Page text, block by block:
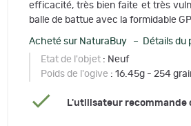
efficacité, très bien faite et très
balle de battue avec la formidable
Acheté sur NaturaBuy – Détails du
Etat de l'objet : Neuf
Poids de l'ogive : 16.45g - 254
L'utilisateur recommande